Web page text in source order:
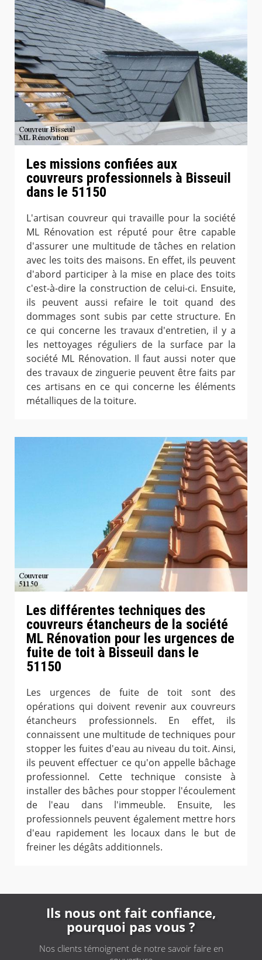
Les missions confiées aux
couvreurs professionnels à Bisseuil
dans le 51150
L'artisan couvreur qui travaille pour la société
ML Rénovation est réputé pour être capable
d'assurer une multitude de tâches en relation
avec les toits des maisons. En effet, ils peuvent
d'abord participer à la mise en place des toits
c'est-à-dire la construction de celui-ci. Ensuite,
ils peuvent aussi refaire le toit quand des
dommages sont subis par cette structure. En
ce qui concerne les travaux d'entretien, il y a
les nettoyages réguliers de la surface par la
société ML Rénovation. Il faut aussi noter que
des travaux de zinguerie peuvent être faits par
ces artisans en ce qui concerne les éléments
métalliques de la toiture.
Les différentes techniques des
couvreurs étancheurs de la société
ML Rénovation pour les urgences de
fuite de toit à Bisseuil dans le
51150
Les urgences de fuite de toit sont des
opérations qui doivent revenir aux couvreurs
étancheurs professionnels. En effet, ils
connaissent une multitude de techniques pour
stopper les fuites d'eau au niveau du toit. Ainsi,
ils peuvent effectuer ce qu'on appelle bâchage
professionnel. Cette technique consiste à
installer des bâches pour stopper l'écoulement
de l'eau dans l'immeuble. Ensuite, les
professionnels peuvent également mettre hors
d'eau rapidement les locaux dans le but de
freiner les dégâts additionnels.
Ils nous ont fait confiance,
pourquoi pas vous ?
Nos clients témoignent de notre savoir faire en